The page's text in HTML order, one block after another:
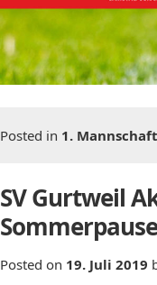
Posted in 1. Mannschaft
SV Gurtweil
Sommerpause
Posted on 19. Juli 2019